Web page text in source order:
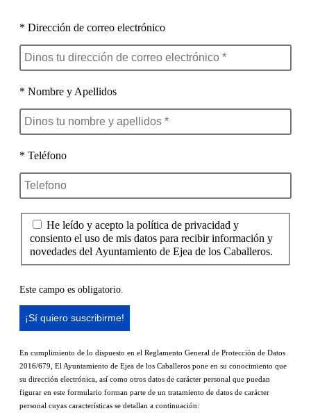
* Dirección de correo electrónico
* Nombre y Apellidos
* Teléfono
He leído y acepto la política de privacidad y
consiento el uso de mis datos para recibir información y
novedades del Ayuntamiento de Ejea de los Caballeros.
Este campo es obligatorio.
En cumplimiento de lo dispuesto en el Reglamento General de Protección de Datos
2016/679, El Ayuntamiento de Ejea de los Caballeros pone en su conocimiento que
su dirección electrónica, así como otros datos de carácter personal que puedan
figurar en este formulario forman parte de un tratamiento de datos de carácter
personal cuyas características se detallan a continuación: